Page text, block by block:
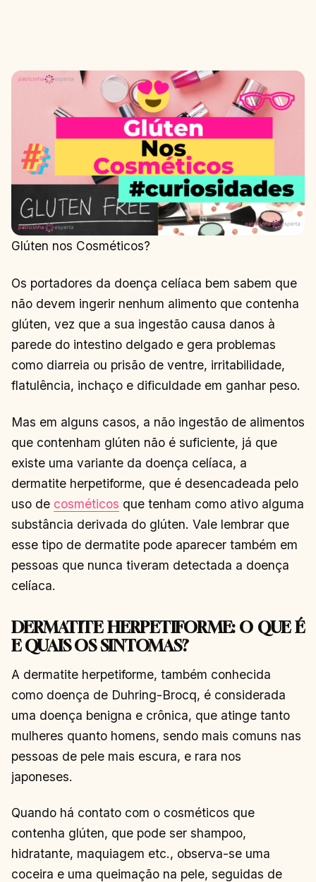
Glúten nos Cosméticos?
Os portadores da doença celíaca bem sabem que
não devem ingerir nenhum alimento que contenha
glúten, vez que a sua ingestão causa danos à
parede do intestino delgado e gera problemas
como diarreia ou prisão de ventre, irritabilidade,
flatulência, inchaço e dificuldade em ganhar peso.
Mas em alguns casos, a não ingestão de alimentos
que contenham glúten não é suficiente, já que
existe uma variante da doença celíaca, a
dermatite herpetiforme, que é desencadeada pelo
uso de cosméticos que tenham como ativo alguma
substância derivada do glúten. Vale lembrar que
esse tipo de dermatite pode aparecer também em
pessoas que nunca tiveram detectada a doença
celíaca.
DERMATITE HERPETIFORME: O QUE É
E QUAIS OS SINTOMAS?
A dermatite herpetiforme, também conhecida
como doença de Duhring-Brocq, é considerada
uma doença benigna e crônica, que atinge tanto
mulheres quanto homens, sendo mais comuns nas
pessoas de pele mais escura, e rara nos
japoneses.
Quando há contato com o cosméticos que
contenha glúten, que pode ser shampoo,
hidratante, maquiagem etc., observa-se uma
coceira e uma queimação na pele, seguidas de